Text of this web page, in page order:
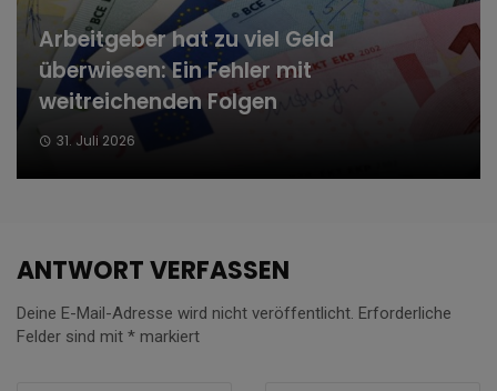
Arbeitgeber hat zu viel Geld
überwiesen: Ein Fehler mit
weitreichenden Folgen
31. Juli 2026
ANTWORT VERFASSEN
Deine E-Mail-Adresse wird nicht veröffentlicht. Erforderliche
Felder sind mit * markiert